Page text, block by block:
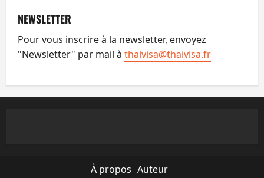
NEWSLETTER
Pour vous inscrire à la newsletter, envoyez
"Newsletter" par mail à thaivisa@thaivisa.fr
À propos Auteur